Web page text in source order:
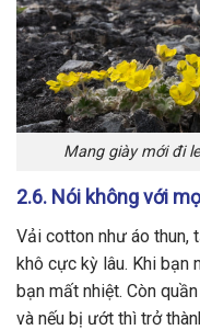
Mang giày mới đi
2.6. Nói không với
Vải cotton như áo thun,
khô cực kỳ lâu. Khi bạn
bạn mất nhiệt. Còn
và nếu bị ướt thì trở